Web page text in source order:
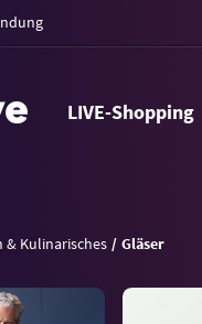
LIVE-Shopping
& Kulinarisches Gläser